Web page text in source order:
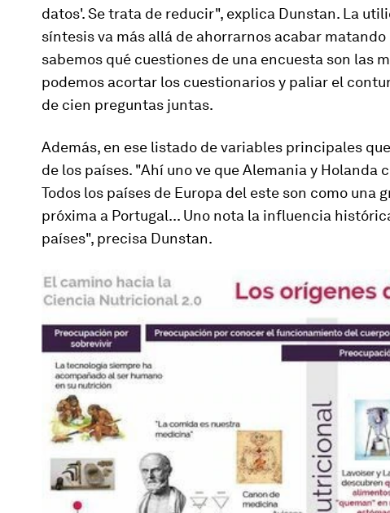
datos'. Se trata de reducir", explica Dunstan. La
síntesis va más allá de ahorrarnos acabar matando
sabemos qué cuestiones de una encuesta son las
podemos acortar los cuestionarios y paliar el
de cien preguntas juntas.
Además, en ese listado de variables principales
de los países. "Ahí uno ve que Alemania y Holanda
Todos los países de Europa del este son como una
próxima a Portugal... Uno nota la influencia
países", precisa Dunstan.